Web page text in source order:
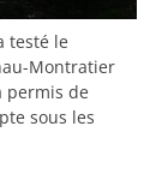
testé le
Montratier
permis de
sous les